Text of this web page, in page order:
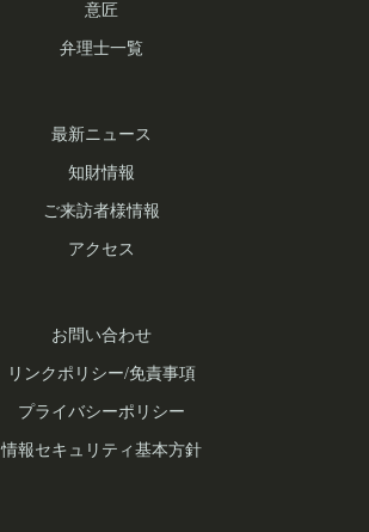
意匠
弁理士一覧
最新ニュース
知財情報
ご来訪者様情報
アクセス
お問い合わせ
リンクポリシー/免責事項
プライバシーポリシー
情報セキュリティ基本方針